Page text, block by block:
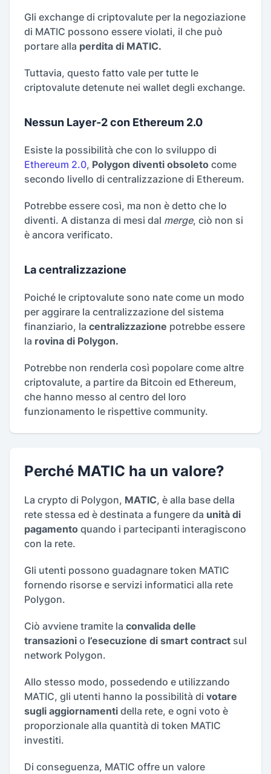
Gli exchange di criptovalute per la negoziazione
di MATIC possono essere violati, il che può
portare alla perdita di MATIC.
Tuttavia, questo fatto vale per tutte le
criptovalute detenute nei wallet degli exchange.
Nessun Layer-2 con Ethereum 2.0
Esiste la possibilità che con lo sviluppo di
Ethereum 2.0, Polygon diventi obsoleto come
secondo livello di centralizzazione di Ethereum.
Potrebbe essere così, ma non è detto che lo
diventi. A distanza di mesi dal merge, ciò non si
è ancora verificato.
La centralizzazione
Poiché le criptovalute sono nate come un modo
per aggirare la centralizzazione del sistema
finanziario, la centralizzazione potrebbe essere
la rovina di Polygon.
Potrebbe non renderla così popolare come altre
criptovalute, a partire da Bitcoin ed Ethereum,
che hanno messo al centro del loro
funzionamento le rispettive community.
Perché MATIC ha un valore?
La crypto di Polygon, MATIC, è alla base della
rete stessa ed è destinata a fungere da unità di
pagamento quando i partecipanti interagiscono
con la rete.
Gli utenti possono guadagnare token MATIC
fornendo risorse e servizi informatici alla rete
Polygon.
Ciò avviene tramite la convalida delle
transazioni o l’esecuzione di smart contract sul
network Polygon.
Allo stesso modo, possedendo e utilizzando
MATIC, gli utenti hanno la possibilità di votare
sugli aggiornamenti della rete, e ogni voto è
proporzionale alla quantità di token MATIC
investiti.
Di conseguenza, MATIC offre un valore